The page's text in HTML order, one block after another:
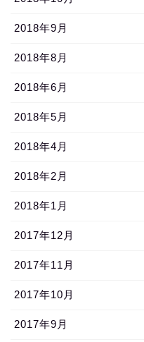
2018年9月
2018年8月
2018年6月
2018年5月
2018年4月
2018年2月
2018年1月
2017年12月
2017年11月
2017年10月
2017年9月